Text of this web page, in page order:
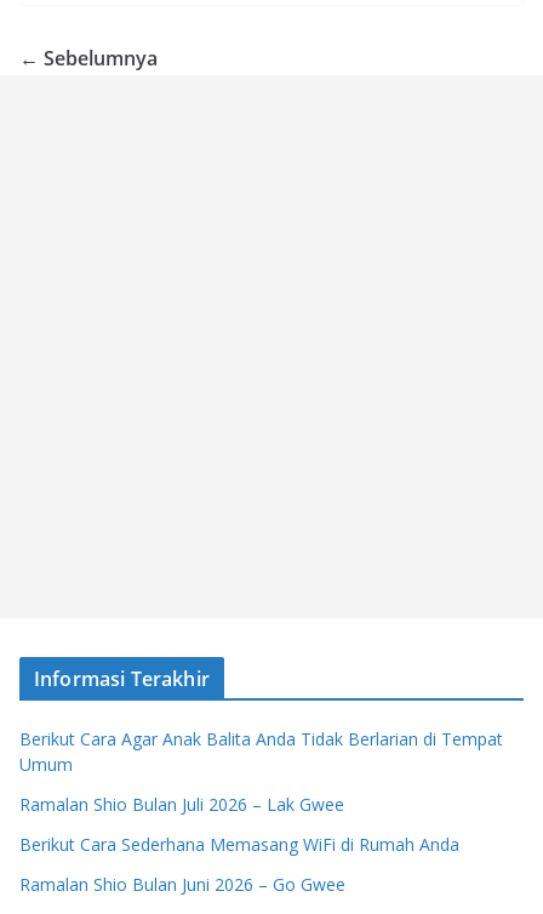
← Sebelumnya
Informasi Terakhir
Berikut Cara Agar Anak Balita Anda Tidak Berlarian di Tempat
Umum
Ramalan Shio Bulan Juli 2026 – Lak Gwee
Berikut Cara Sederhana Memasang WiFi di Rumah Anda
Ramalan Shio Bulan Juni 2026 – Go Gwee